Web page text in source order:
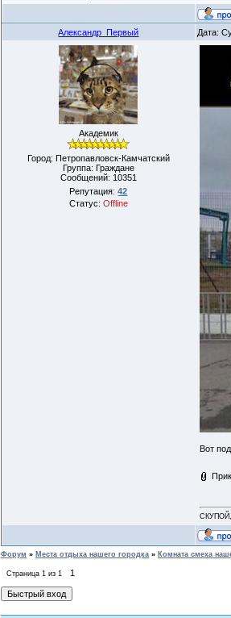
Александр_Первый Дата:
Академик
Город: Петропавловск-Камчатский
Группа: Граждане
Сообщений: 10351
Репутация:42
Статус: Offline
Вот
Форум » Места отдыха нашего городка » Комната смеха
Страница 1 из 1 1